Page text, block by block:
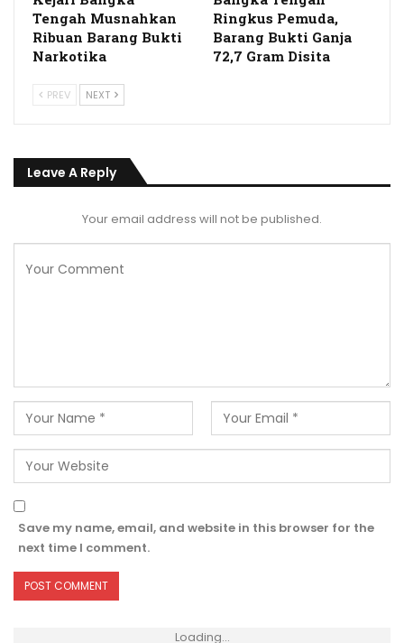
Tengah Musnahkan
Ribuan Barang Bukti
Narkotika
Ringkus Pemuda,
Barang Bukti Ganja
72,7 Gram Disita
PREV NEXT
Leave A Reply
Your email address will not be published.
Save my name, email, and website in this browser for the
next time I comment.
Loading...